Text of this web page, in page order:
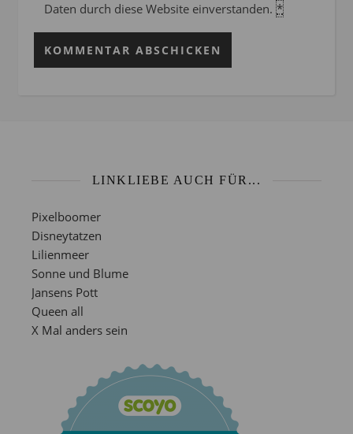
Daten durch diese Website einverstanden. *
LINKLIEBE AUCH FÜR...
Pixelboomer
Disneytatzen
Lilienmeer
Sonne und Blume
Jansens Pott
Queen all
X Mal anders sein